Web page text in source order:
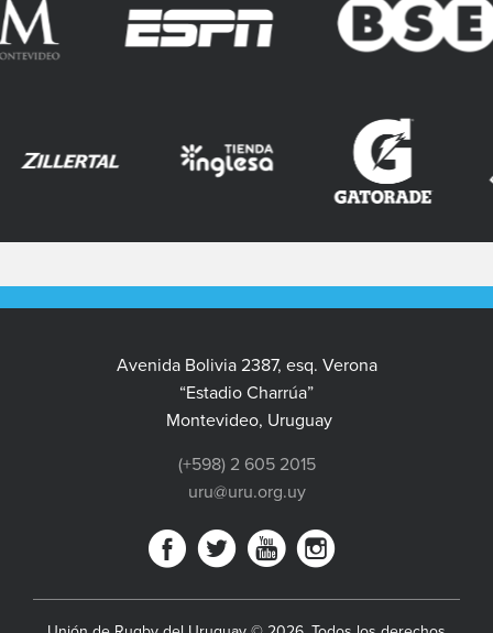
Avenida Bolivia 2387, esq. Verona
“Estadio Charrúa”
Montevideo, Uruguay
(+598) 2 605 2015
uru@uru.org.uy